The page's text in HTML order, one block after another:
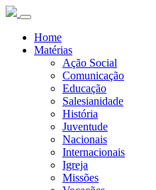
Home
Matérias
Ação Social
Comunicação
Educação
Salesianidade
História
Juventude
Nacionais
Internacionais
Igreja
Missões